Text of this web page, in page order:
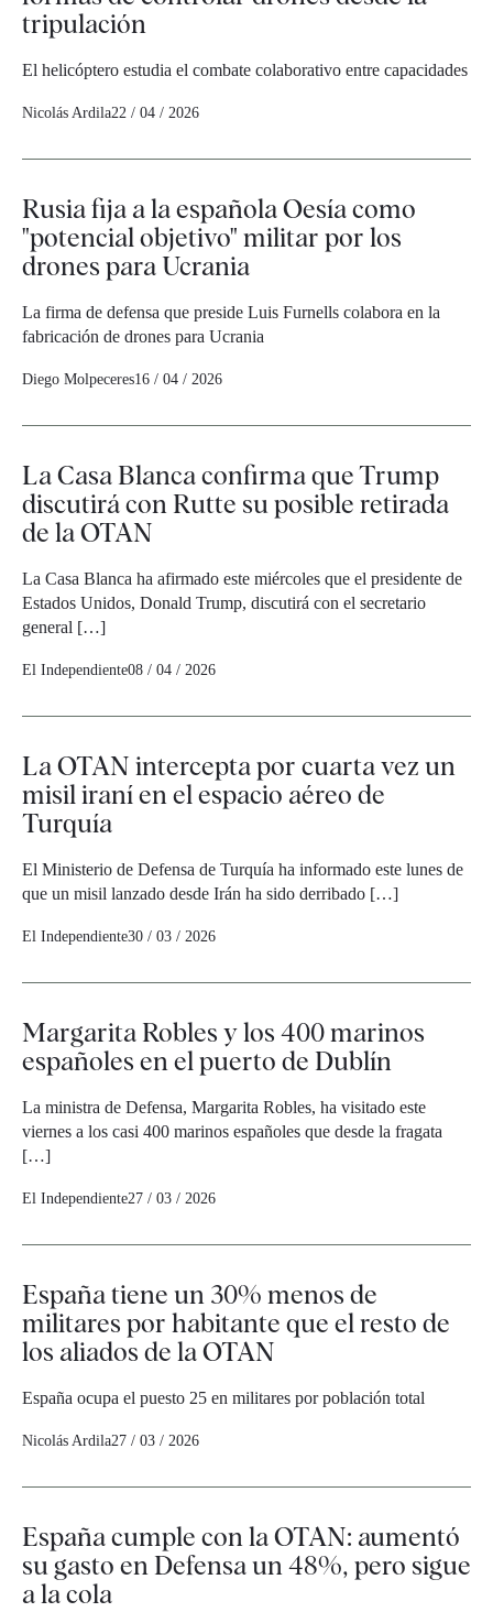
tripulación
El helicóptero estudia el combate colaborativo entre capacidades
Nicolás Ardila22 / 04 / 2026
Rusia fija a la española Oesía como
"potencial objetivo" militar por los
drones para Ucrania
La firma de defensa que preside Luis Furnells colabora en la
fabricación de drones para Ucrania
Diego Molpeceres16 / 04 / 2026
La Casa Blanca confirma que Trump
discutirá con Rutte su posible retirada
de la OTAN
La Casa Blanca ha afirmado este miércoles que el presidente de
Estados Unidos, Donald Trump, discutirá con el secretario
general […]
El Independiente08 / 04 / 2026
La OTAN intercepta por cuarta vez un
misil iraní en el espacio aéreo de
Turquía
El Ministerio de Defensa de Turquía ha informado este lunes de
que un misil lanzado desde Irán ha sido derribado […]
El Independiente30 / 03 / 2026
Margarita Robles y los 400 marinos
españoles en el puerto de Dublín
La ministra de Defensa, Margarita Robles, ha visitado este
viernes a los casi 400 marinos españoles que desde la fragata
[…]
El Independiente27 / 03 / 2026
España tiene un 30% menos de
militares por habitante que el resto de
los aliados de la OTAN
España ocupa el puesto 25 en militares por población total
Nicolás Ardila27 / 03 / 2026
España cumple con la OTAN: aumentó
su gasto en Defensa un 48%, pero sigue
a la cola